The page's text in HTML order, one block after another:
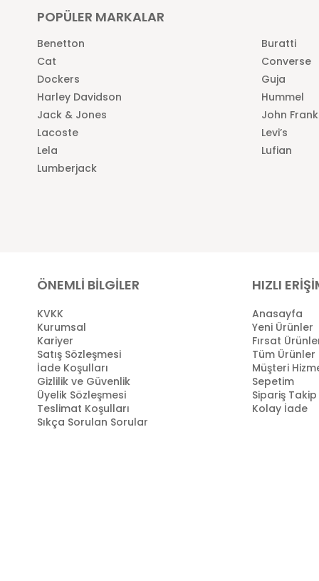
POPÜLER MARKALAR
Benetton
Buratti
Cat
Converse
Dockers
Guja
Harley Davidson
Hummel
Jack & Jones
John Frank
Lacoste
Levi’s
Lela
Lufian
Lumberjack
ÖNEMLİ BİLGİLER
KVKK
Kurumsal
Kariyer
Satış Sözleşmesi
İade Koşulları
Gizlilik ve Güvenlik
Üyelik Sözleşmesi
Teslimat Koşulları
Sıkça Sorulan Sorular
HIZLI
Anasayfa
Yeni Ürünler
Fırsat
Tüm Ürünler
Müşteri
Sepetim
Sipariş Takip
Kolay İade